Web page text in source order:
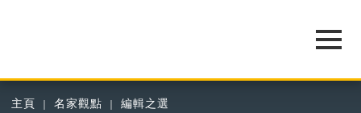
主頁 名家觀點 編輯之選